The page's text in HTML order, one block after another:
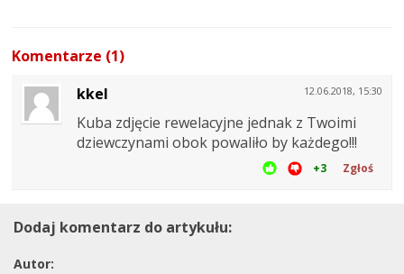
Komentarze (1)
12.06.2018, 15:30
kkel
Kuba zdjęcie rewelacyjne jednak z Twoimi
dziewczynami obok powaliło by każdego!!!
+3 Zgłoś
Dodaj komentarz do artykułu:
Autor: